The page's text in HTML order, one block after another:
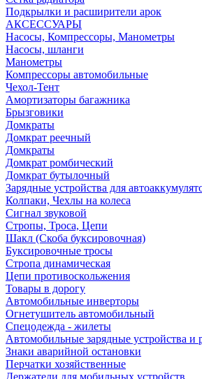
Подкрылки и расширители арок
АКСЕССУАРЫ
Насосы, Компрессоры, Манометры
Насосы, шланги
Манометры
Компрессоры автомобильные
Чехол-Тент
Амортизаторы багажника
Брызговики
Домкраты
Домкрат реечный
Домкраты
Домкрат ромбический
Домкрат бутылочный
Зарядные устройства для
Колпаки, Чехлы на колеса
Сигнал звуковой
Стропы, Троса, Цепи
Шакл (Скоба буксировочная)
Буксировочные тросы
Стропа динамическая
Цепи противоскольжения
Товары в дорогу
Автомобильные инверторы
Огнетушитель автомобильный
Спецодежда - жилеты
Автомобильные зарядные устройства и
Знаки аварийной остановки
Перчатки хозяйственные
Держатели для мобильных устройств